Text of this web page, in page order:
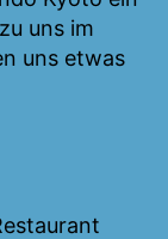
uns im
uns etwas